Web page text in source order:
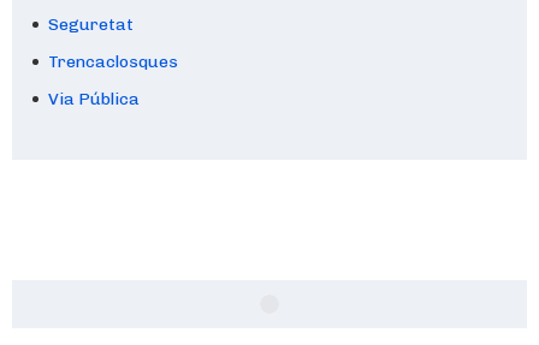
Seguretat
Trencaclosques
Via Pública